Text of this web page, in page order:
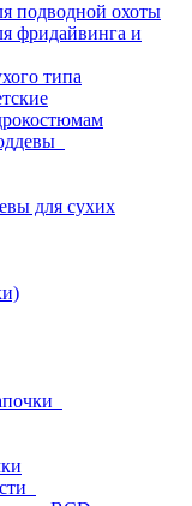
подводной охоты
фридайвинга и
типа
для сухих